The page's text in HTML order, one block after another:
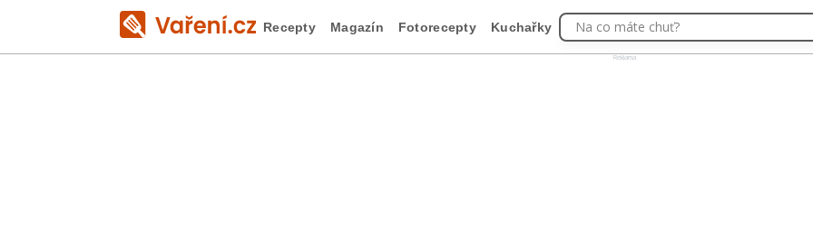
Reklama
Recepty Magazín Fotorecepty Kuchařky Na co máte chuť?